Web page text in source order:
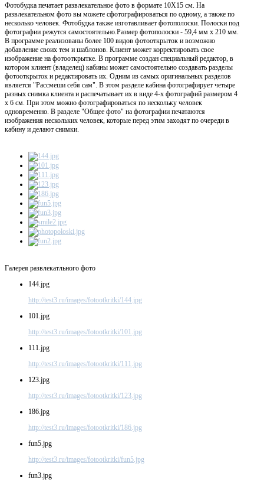
Фотобудка печатает развлекательное фото в формате 10X15 см. На
развлекательном фото вы можете сфотографироваться по одному, а также по
несколько человек. Фотобудка также изготавливает фотополоски. Полоски под
фотографии режутся самостоятельно.Размер фотополоски - 59,4 мм х 210 мм.
В программе реализованы более 100 видов фотооткрыток и возможно
добавление своих тем и шаблонов. Клиент может корректировать свое
изображение на фотооткрытке. В программе создан специальный редактор, в
котором клиент (владелец) кабины может самостоятельно создавать разделы
фотооткрыток и редактировать их. Одним из самых оригинальных разделов
является "Рассмеши себя сам". В этом разделе кабина фотографирует четыре
разных снимка клиента и распечатывает их в виде 4-х фотографий размером 4
х 6 см. При этом можно фотографироваться по нескольку человек
одновременно. В разделе "Общее фото" на фотографии печатаются
изображения нескольких человек, которые перед этим заходят по очереди в
кабину и делают снимки.
Галерея развлекатльного фото
144.jpg
http://test3.ru/images/fotootkritki/144.jpg
101.jpg
http://test3.ru/images/fotootkritki/101.jpg
111.jpg
http://test3.ru/images/fotootkritki/111.jpg
123.jpg
http://test3.ru/images/fotootkritki/123.jpg
186.jpg
http://test3.ru/images/fotootkritki/186.jpg
fun5.jpg
http://test3.ru/images/fotootkritki/fun5.jpg
fun3.jpg